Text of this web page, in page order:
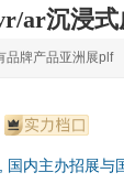
ar沉浸
展|食品展 零售展
亚洲展（plf）
品牌产品亚洲展plf
亚洲展（plf）
品牌展
内主办招展与